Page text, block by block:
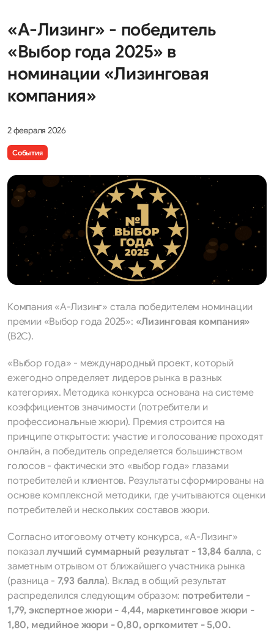
«А-Лизинг» - победитель
«Выбор года 2025» в
номинации «Лизинговая
компания»
События
2 февраля 2026
Компания «А-Лизинг» стала победителем номинации
премии «Выбор года 2025»: «Лизинговая компания»
(B2C).
«Выбор года» - международный проект, который
ежегодно определяет лидеров рынка в разных
категориях. Методика конкурса основана на системе
коэффициентов значимости (потребители и
профессиональные жюри). Премия строится на
принципе открытости: участие и голосование проходят
онлайн, а победитель определяется большинством
голосов - фактически это «выбор года» глазами
потребителей и клиентов. Результаты сформированы на
основе комплексной методики, где учитываются оценки
потребителей и нескольких составов жюри.
Согласно итоговому отчету конкурса, «А-Лизинг»
показаллучший суммарный результат - 13,84 балла, с
заметным отрывом от ближайшего участника рынка
(разница - 7,93 балла). Вклад в общий результат
распределился следующим образом: потребители -
1,79, экспертное жюри - 4,44, маркетинговое жюри -
1,80, медийное жюри - 0,80, оргкомитет - 5,00.